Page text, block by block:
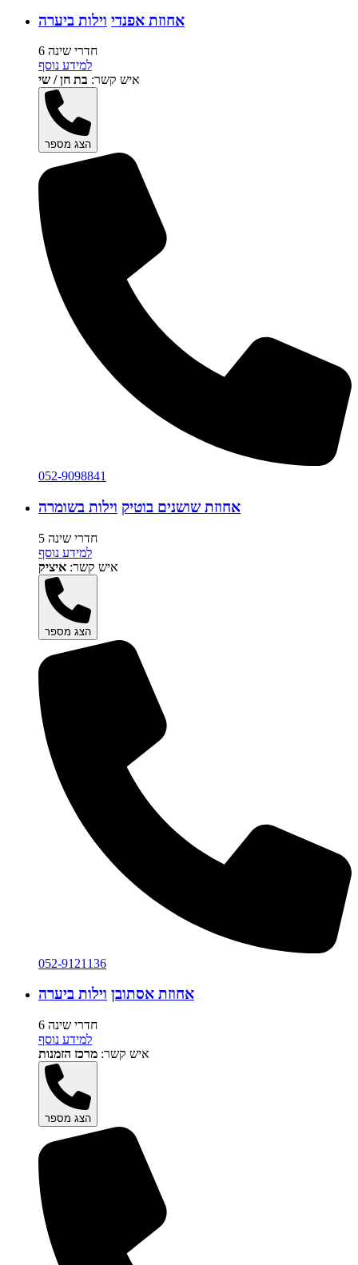
אחוזת אפנדי וילות ביערה
6 חדרי שינה
למידע נוסף
איש קשר: בת חן / שי
הצג מספר
052-9098841
אחוזת שושנים בוטיק וילות בשומרה
5 חדרי שינה
למידע נוסף
איש קשר: איציק
הצג מספר
052-9121136
אחוזת אסתובן וילות ביערה
6 חדרי שינה
למידע נוסף
איש קשר: מרכז הזמנות
הצג מספר